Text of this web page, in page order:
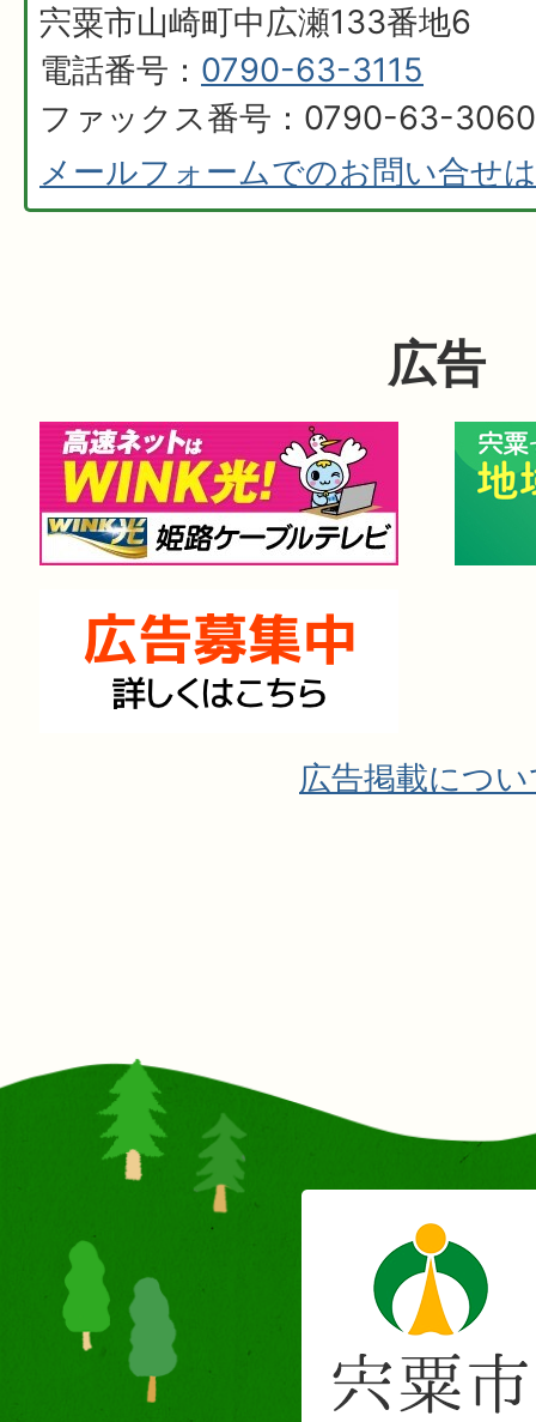
宍粟市山崎町中広瀬133番地6
電話番号： 0790-63-3115
ファックス番号：0790-63-3060
メールフォームでのお問い合せ
広告
広告掲載につ